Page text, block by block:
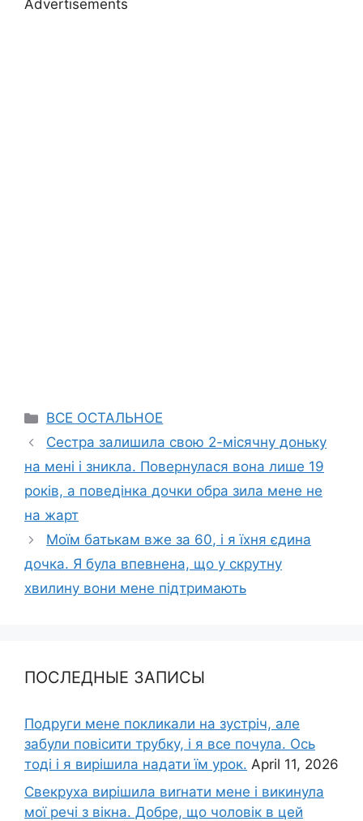
Advertisements
Categories
ВСЕ ОСТАЛЬНОЕ
Сестра залишила свою 2-місячну доньку
на мені і зникла. Повернулася вона лише 19
років, а поведінка дочки обра зила мене не
на жарт
Моїм батькам вже за 60, і я їхня єдина
дочка. Я була впевнена, що у скрутну
хвилину вони мене підтримають
ПОСЛЕДНЫЕ ЗАПИСЫ
Подруги мене покликали на зустріч, але
забули повісити трубку, і я все почула. Ось
тоді і я вирішила надати їм урок. April 11, 2026
Свекруха вирішила виrнати мене і викинула
мої речі з вікна. Добре, що чоловік в цей